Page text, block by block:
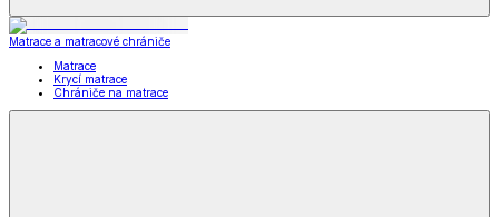
Matrace a matracové chrániče
Matrace
Krycí matrace
Chrániče na matrace